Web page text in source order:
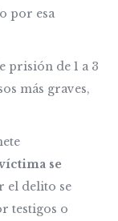
por esa
prisión de 1 a 3
más graves,
se
el delito se
testigos o